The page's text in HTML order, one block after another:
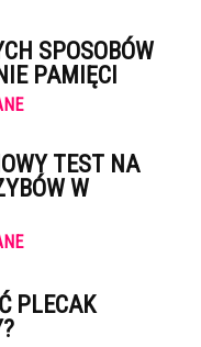
SPOSOBÓW
PAMIĘCI
TEST NA
W
PLECAK